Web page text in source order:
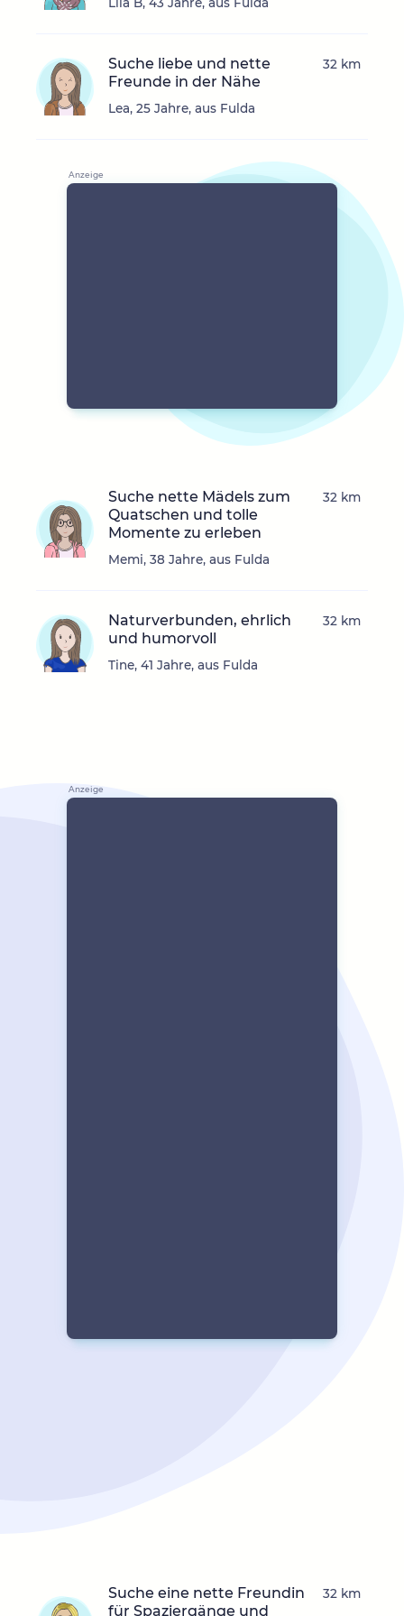
Suche liebe und nette
Freunde in der Nähe
Lea, 25 Jahre, aus Fulda
32 km
Suche nette Mädels zum
Quatschen und tolle
Momente zu erleben
Memi, 38 Jahre, aus Fulda
32 km
Naturverbunden, ehrlich
und humorvoll
Tine, 41 Jahre, aus Fulda
32 km
Suche eine nette Freundin
für Spaziergänge und
32 km